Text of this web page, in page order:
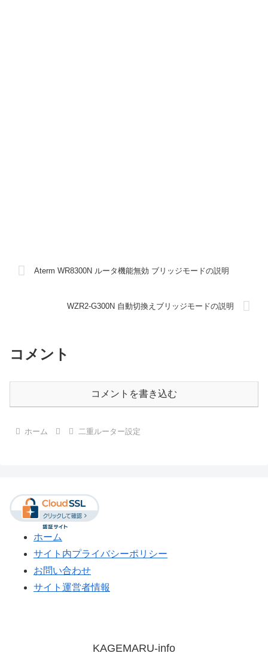
Aterm WR8300N ルータ機能無効 ブリッジモードの説明
WZR2-G300N 自動切換えブリッジモードの説明
コメント
コメントを書き込む
ホーム 二重ルーター設定
ホーム
サイト内プライバシーポリシー
お問い合わせ
サイト運営者情報
KAGEMARU-info